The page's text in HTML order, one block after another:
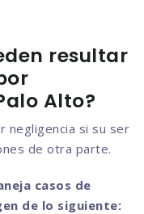
resultar
Alto?
negligencia si su ser
de otra parte.
casos de
de lo siguiente: